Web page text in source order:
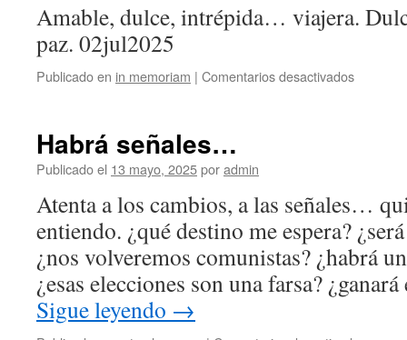
Amable, dulce, intrépida… viajera.
paz. 02jul2025
Publicado en in memoriam | Comentarios desactivadosen
Habrá señales…
Publicado el 13 mayo, 2025poradmin
Atenta a los cambios, a las señales…
entiendo. ¿qué destino me espera?
¿nos volveremos comunistas? ¿habrá
¿esas elecciones son una farsa?
Sigue leyendo →